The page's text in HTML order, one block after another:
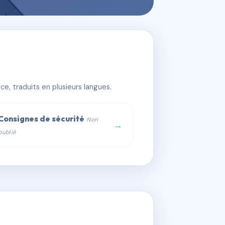
traduits en plusieurs langues.
de sécurité Non
→